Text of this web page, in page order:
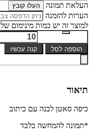
העלאת תמונה העלו קובץ
הערות להזמנה
למוצר זה יש כמות מינימום של 10
הוספה לסל קנה עכשיו
תיאור
כיפה סאטן לבנה עם כיתוב
*תמונה להמחשה בלבד